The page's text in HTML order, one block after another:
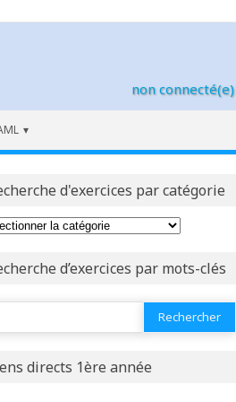
non connecté(e)
d'exercices par catégorie
d’exercices par mots-clés
:
directs 1ère année